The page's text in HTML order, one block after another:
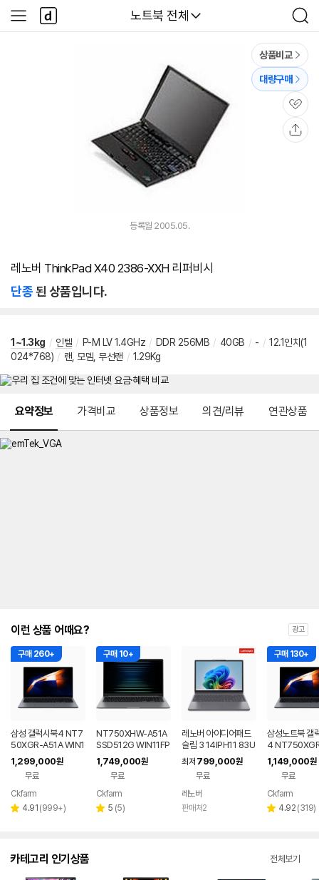
다나와
노트북 전체
검
색
사
이
다
나
와
상품비교
대량구매
관
심
등록월 2005.05.
레노버 ThinkPad X40 2386-XXH 리퍼비시
단종된 상품입니다.
1~1.3kg / 인텔 / P-M LV 1.4GHz / DDR 256MB / 40GB / - / 12.1인치(1
024*768) / 랜, 모뎀, 무선랜 / 1.29Kg
요약정보 가격비교 상품정보 의견/리뷰 연관상품
이런 상품 어때요? 광고
구매 260+
삼성 갤럭시북4 NT7
50XGR-A51A WIN1
1 FPP(버젼UP설치)
업무용 학생용 사무용
노트북 문스톤그레이
1,299,000원
무료
페이
Ckfarm
별 4.91 리
(999+)
구매 10+
NT750XHW-A51A
SSD512G WIN11FP
P(버젼UP설치) 삼성
전자 갤럭시북5 노트
1,749,000원
무료
Ckfarm
별 5 리
(5)
레노버 아이디어패드
슬림 3 14IPH11 83U
Q005LKR 8GB
최저 799,000원
무료
레노버
판매처2
구매 130+
삼성노트북 갤
4
3세대 16G
무용 업무용 학
성비 노트북
1,149,000원
무료
페이
Ckfarm
별 4.92 리
(319)
카테고리 인기상품 전체보기